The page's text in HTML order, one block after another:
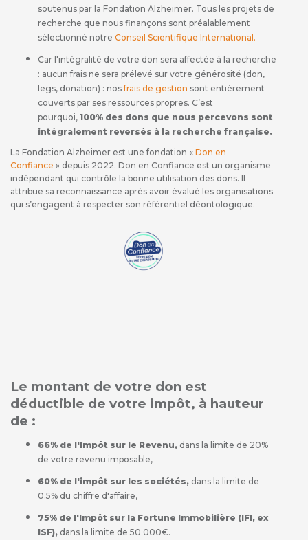
soutenus par la Fondation Alzheimer. Tous les projets de
recherche que nous finançons sont préalablement
sélectionné notre Conseil Scientifique International .
Car l'intégralité de votre don sera affectée à la recherche
: aucun frais ne sera prélevé sur votre générosité (don,
legs, donation) : nosfrais de gestion sont entièrement
couverts par ses ressources propres. C’est
pourquoi, 100% des dons que nous percevons sont
intégralement reversés à la recherche française.
La Fondation Alzheimer est une fondation « Don en
Confiance » depuis 2022. Don en Confiance est un organisme
indépendant qui contrôle la bonne utilisation des dons. Il
attribue sa reconnaissance après avoir évalué les organisations
qui s’engagent à respecter son référentiel déontologique.
Le montant de votre don est
déductible de votre impôt, à hauteur
de :
66% de l'Impôt sur le Revenu, dans la limite de 20%
de votre revenu imposable,
60% de l'impôt sur les sociétés, dans la limite de
0.5% du chiffre d'affaire,
75% de l'Impôt sur la Fortune Immobilière (IFI, ex
ISF), dans la limite de 50 000€.